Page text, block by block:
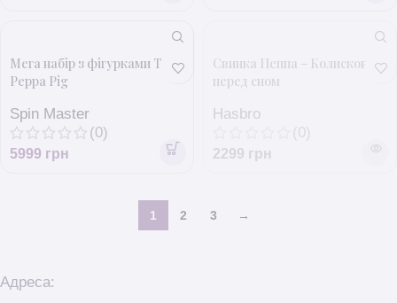
Мега набір з фігурками ТМ
Peppa Pig
Spin Master
(0)
5999 грн
Свинка Пеппа – Колискові
перед сном
Hasbro
(0)
2299 грн
1 2 3 →
Адреса: